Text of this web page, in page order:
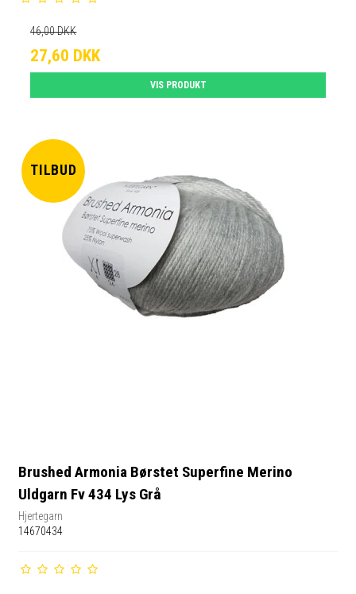
46,00 DKK
27,60 DKK
VIS PRODUKT
TILBUD
Brushed Armonia Børstet Superfine Merino
Uldgarn Fv 434 Lys Grå
Hjertegarn
14670434